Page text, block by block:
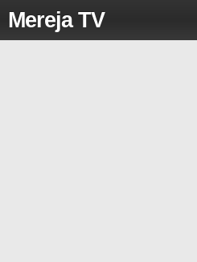
Mereja TV